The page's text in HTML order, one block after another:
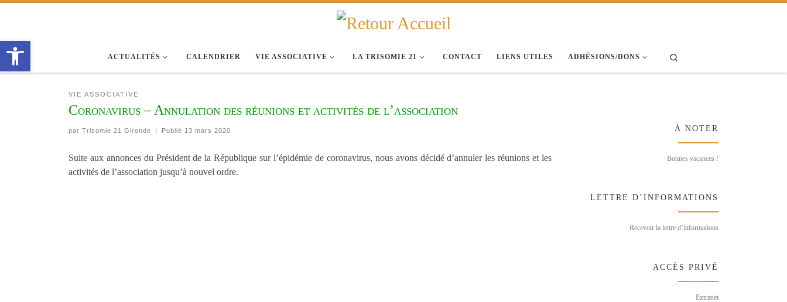
ACTUALITÉS CALENDRIER VIE ASSOCIATIVE LA TRISOMIE 21 CONTACT LIENS UTILES ADHÉSIONS/DONS
VIE ASSOCIATIVE
Coronavirus – Annulation des réunions et activités de l’association
par Trisomie 21 Gironde | Publié 13 mars 2020
Suite aux annonces du Président de la République sur l’épidémie de coronavirus, nous avons décidé d’annuler les réunions et les
activités de l’association jusqu’à nouvel ordre.
À NOTER
Bonnes vacances !
LETTRE D’INFORMATIONS
Recevoir la lettre d’informations
ACCÈS PRIVÉ
Extranet
Ouvrir la barre d’outils